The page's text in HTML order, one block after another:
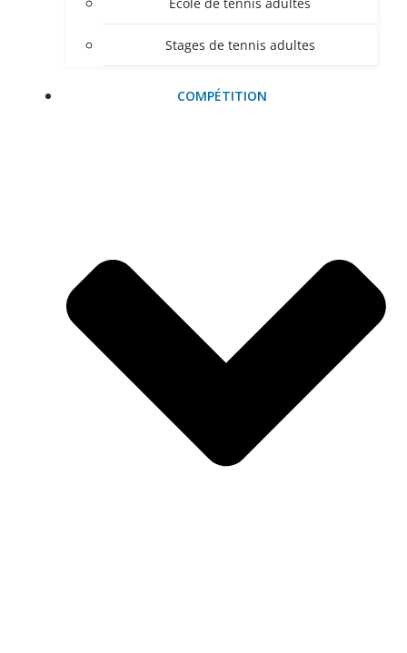
Stages de tennis adultes
COMPÉTITION